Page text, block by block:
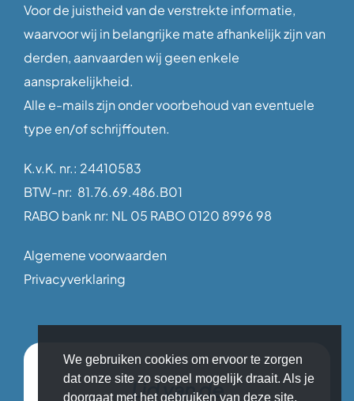
Voor de juistheid van de verstrekte informatie,
waarvoor wij in belangrijke mate afhankelijk zijn van
derden, aanvaarden wij geen enkele
aansprakelijkheid.
Alle e-mails zijn onder voorbehoud van eventuele
type en/of schrijffouten.
K.v.K. nr.: 24410583
BTW-nr: 81.76.69.486.B01
RABO bank nr: NL 05 RABO 0120 8996 98
Algemene voorwaarden
Privacyverklaring
Lid van de
We gebruiken cookies om ervoor te zorgen
dat onze site zo soepel mogelijk draait. Als je
doorgaat met het gebruiken van deze site,